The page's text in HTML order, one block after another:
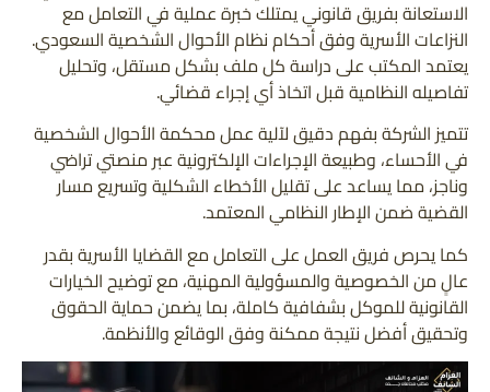
الاستعانة بفريق قانوني يمتلك خبرة عملية في التعامل مع
النزاعات الأسرية وفق أحكام نظام الأحوال الشخصية السعودي.
يعتمد المكتب على دراسة كل ملف بشكل مستقل، وتحليل
تفاصيله النظامية قبل اتخاذ أي إجراء قضائي.
تتميز الشركة بفهم دقيق لآلية عمل محكمة الأحوال الشخصية
في الأحساء، وطبيعة الإجراءات الإلكترونية عبر منصتي تراضي
وناجز، مما يساعد على تقليل الأخطاء الشكلية وتسريع مسار
القضية ضمن الإطار النظامي المعتمد.
كما يحرص فريق العمل على التعامل مع القضايا الأسرية بقدر
عالٍ من الخصوصية والمسؤولية المهنية، مع توضيح الخيارات
القانونية للموكل بشفافية كاملة، بما يضمن حماية الحقوق
وتحقيق أفضل نتيجة ممكنة وفق الوقائع والأنظمة.